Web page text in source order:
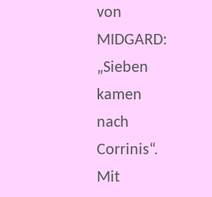
von
MIDGARD:
„Sieben
kamen
nach
Corrinis“.
Mit